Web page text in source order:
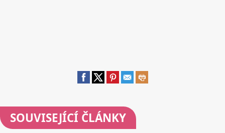
SOUVISEJÍCÍ ČLÁNKY